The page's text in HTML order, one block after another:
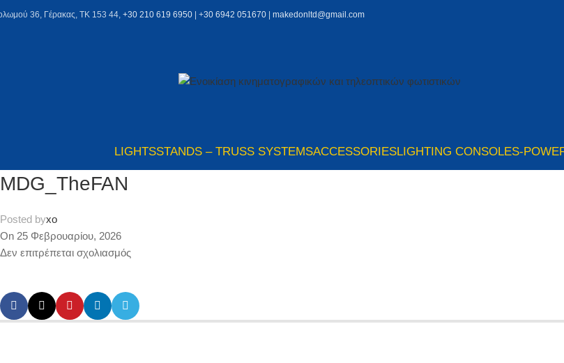
36, Γέρακας, ΤΚ 153 44, +30 210 619 6950 | +30 6942 051670 makedonltd@gmail.com
LIGHTSSTANDS – TRUSS SYSTEMSACCESSORIESLIGHTING CONSOLES-
MDG_TheFAN
Posted byxo
On 25 Φεβρουαρίου, 2026
Δεν επιτρέπεται σχολιασμός